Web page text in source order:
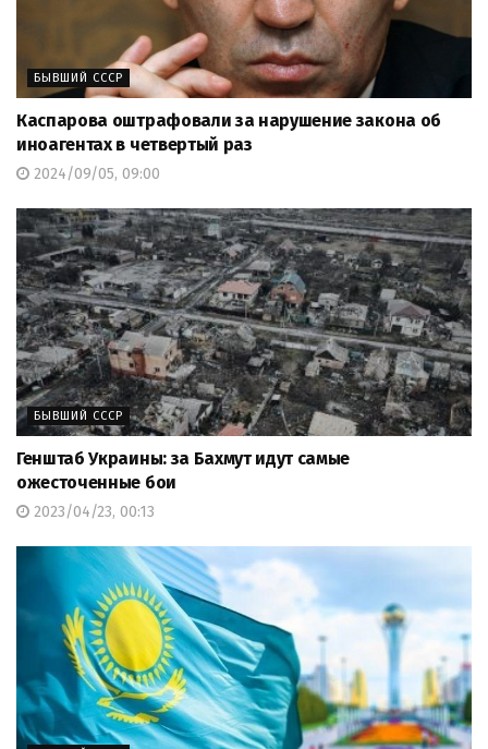
БЫВШИЙ СССР
Каспарова оштрафовали за нарушение закона об
иноагентах в четвертый раз
2024/09/05, 09:00
БЫВШИЙ СССР
Генштаб Украины: за Бахмут идут самые
ожесточенные бои
2023/04/23, 00:13